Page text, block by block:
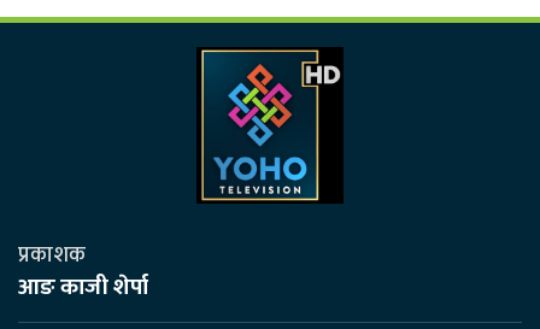
प्रकाशक
आङ काजी शेर्पा